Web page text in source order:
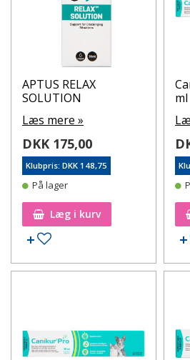
APTUS RELAX
SOLUTION
Læs mere »
DKK 175,00
Klubpris: DKK 148,75
På lager
Læg i kurv
Tilføj til ønskeseddel
ml